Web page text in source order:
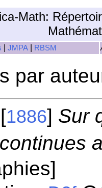
Math:
JMPA RBSM
par
[1886] Sur